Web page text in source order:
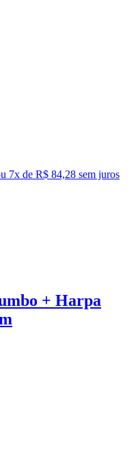
7x de R$ 84,28 sem juros
+ Harpa